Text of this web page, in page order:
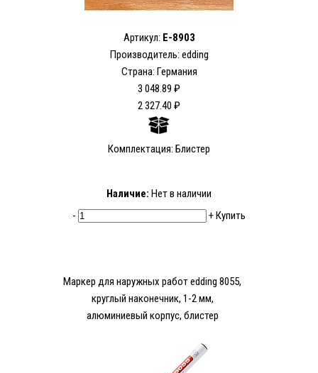
Артикул: E-8903
Производитель: edding
Страна: Германия
3 048.89 ₽
2 327.40 ₽
Комплектация: Блистер
Наличие: Нет в наличии
-
+Купить
Маркер для наружных работ edding 8055,
круглый наконечник, 1-2 мм,
алюминиевый корпус, блистер